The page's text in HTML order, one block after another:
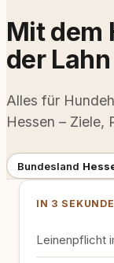
Mit dem
der Lahn
Alles für
Hessen – Ziele,
Bundesland
IN 3
Leinenpflicht